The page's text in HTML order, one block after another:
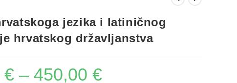
jezika i latiničnog
hrvatskog državljanstva
€ – 450,00 €